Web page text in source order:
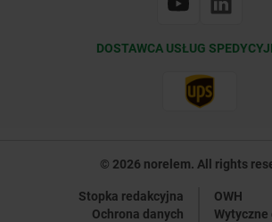
DOSTAWCA USŁUG
© 2026 norelem. All rights
Stopka redakcyjna
OWH
Ochrona danych
Wytyczne